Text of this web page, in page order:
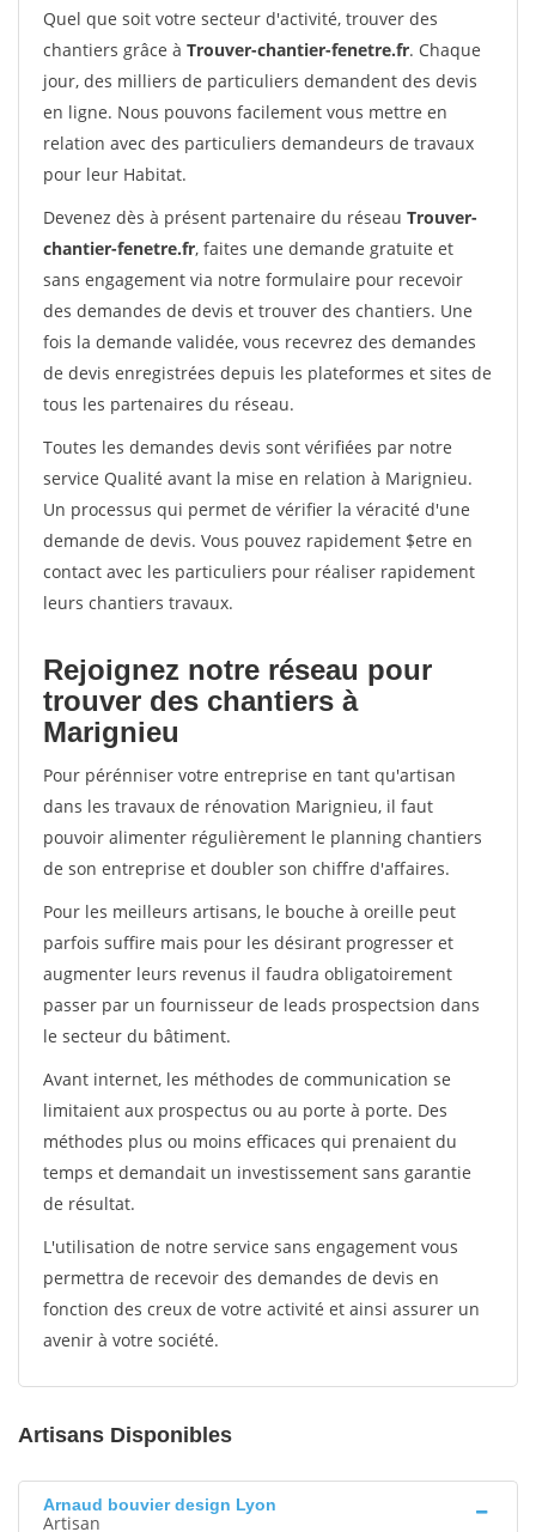
Quel que soit votre secteur d'activité, trouver des
chantiers grâce à Trouver-chantier-fenetre.fr. Chaque
jour, des milliers de particuliers demandent des devis
en ligne. Nous pouvons facilement vous mettre en
relation avec des particuliers demandeurs de travaux
pour leur Habitat.
Devenez dès à présent partenaire du réseau Trouver-
chantier-fenetre.fr, faites une demande gratuite et
sans engagement via notre formulaire pour recevoir
des demandes de devis et trouver des chantiers. Une
fois la demande validée, vous recevrez des demandes
de devis enregistrées depuis les plateformes et sites de
tous les partenaires du réseau.
Toutes les demandes devis sont vérifiées par notre
service Qualité avant la mise en relation à Marignieu.
Un processus qui permet de vérifier la véracité d'une
demande de devis. Vous pouvez rapidement $etre en
contact avec les particuliers pour réaliser rapidement
leurs chantiers travaux.
Rejoignez notre réseau pour
trouver des chantiers à
Marignieu
Pour pérénniser votre entreprise en tant qu'artisan
dans les travaux de rénovation Marignieu, il faut
pouvoir alimenter régulièrement le planning chantiers
de son entreprise et doubler son chiffre d'affaires.
Pour les meilleurs artisans, le bouche à oreille peut
parfois suffire mais pour les désirant progresser et
augmenter leurs revenus il faudra obligatoirement
passer par un fournisseur de leads prospectsion dans
le secteur du bâtiment.
Avant internet, les méthodes de communication se
limitaient aux prospectus ou au porte à porte. Des
méthodes plus ou moins efficaces qui prenaient du
temps et demandait un investissement sans garantie
de résultat.
L'utilisation de notre service sans engagement vous
permettra de recevoir des demandes de devis en
fonction des creux de votre activité et ainsi assurer un
avenir à votre société.
Artisans Disponibles
Arnaud bouvier design Lyon
Artisan